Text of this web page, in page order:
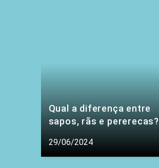
Qual a diferença entre
sapos, rãs e pererecas?
29/06/2024